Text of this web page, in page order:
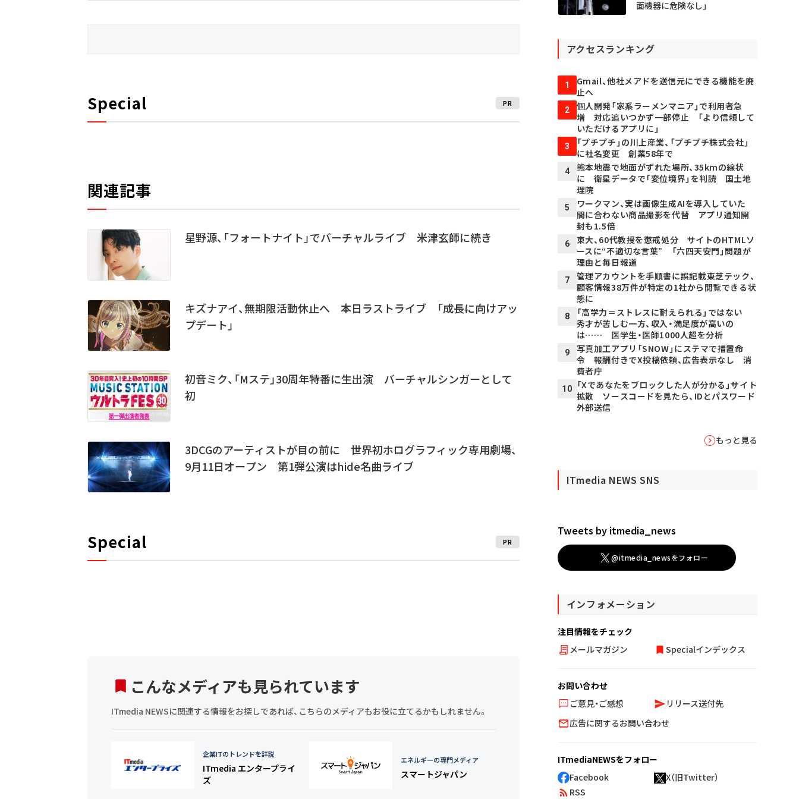
Special PR
関連記事
星野源、「フォートナイト」でバーチャルライブ 米津玄師に続き
キズナアイ、無期限活動休止へ 本日ラストライブ 「成長に向けアッ
プデート」
初音ミク、「Mステ」30周年特番に生出演 バーチャルシンガーとして
初
3DCGのアーティストが目の前に 世界初ホログラフィック専用劇場、
9月11日オープン 第1弾公演はhide名曲ライブ
Special PR
こんなメディアも見られています
ITmedia NEWSに関連する情報をお探しであれば、こちらのメディアもお役に立てるかもしれません。
企業ITのトレンドを詳説
ITmedia エンタープライ
ズ
エネルギーの専門メディア
スマートジャパン
面機器に危険なし」
アクセスランキング
1
Gmail、他社メアドを送信元にできる機能を廃
止へ
2
個人開発「家系ラーメンマニア」で利用者急
増 対応追いつかず一部停止 「より信頼して
いただけるアプリに」
3
「プチプチ」の川上産業、「プチプチ株式会社」
に社名変更 創業58年で
4
熊本地震で地面がずれた場所、35kmの線状
に 衛星データで「変位境界」を判読 国土地
理院
5
ワークマン、実は画像生成AIを導入していた
間に合わない商品撮影を代替 アプリ通知開
封も1.5倍
6
東大、60代教授を懲戒処分 サイトのHTMLソ
ースに“不適切な言葉” 「六四天安門」問題が
理由と毎日報道
7
管理アカウントを手順書に誤記載――東芝テック、
顧客情報38万件が特定の1社から閲覧できる状
態に
8
「高学力＝ストレスに耐えられる」ではない
秀才が苦しむ一方、収入・満足度が高いの
は…… 医学生・医師1000人超を分析
9
写真加工アプリ「SNOW」にステマで措置命
令 報酬付きでX投稿依頼、広告表示なし 消
費者庁
10
「Xであなたをブロックした人が分かる」サイト
拡散 ソースコードを見たら、IDとパスワード
外部送信
もっと見る
ITmedia NEWS SNS
Tweets by itmedia_news
@itmedia_newsをフォロー
インフォメーション
注目情報をチェック
メールマガジン
Specialインデックス
お問い合わせ
ご意見・ご感想
リリース送付先
広告に関するお問い合わせ
ITmediaNEWSをフォロー
Facebook
X（旧Twitter）
RSS